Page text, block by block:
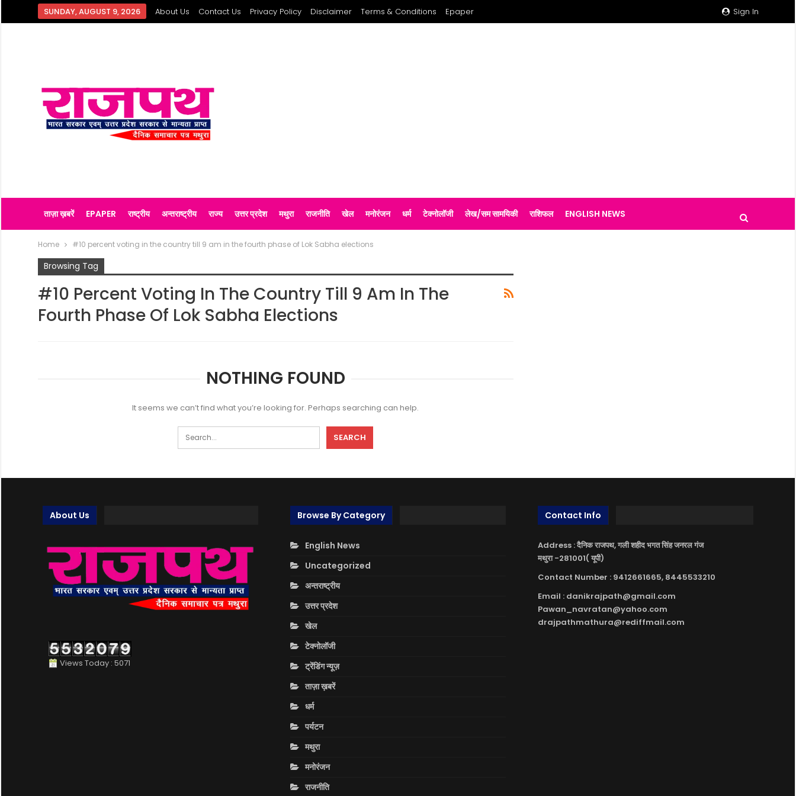
Sign In
SUNDAY, AUGUST 9, 2026 About Us Contact Us Privacy Policy Disclaimer Terms & Conditions Epaper
ताज़ा ख़बरें EPAPER राष्ट्रीय अन्तराष्ट्रीय राज्य उत्तर प्रदेश मथुरा राजनीति खेल मनोरंजन धर्म टेक्नोलॉजी लेख/सम सामयिकी राशिफल ENGLISH NEWS
Home #10 percent voting in the country till 9 am in the fourth phase of Lok Sabha elections
Browsing Tag
#10 Percent Voting In The Country Till 9 Am In The
Fourth Phase Of Lok Sabha Elections
NOTHING FOUND
It seems we can’t find what you’re looking for. Perhaps searching can help.
About Us
Views Today : 5071
Browse By Category
English News
Uncategorized
अन्तराष्ट्रीय
उत्तर प्रदेश
खेल
टेक्नोलॉजी
ट्रेंडिंग न्यूज़
ताज़ा ख़बरें
धर्म
पर्यटन
मथुरा
मनोरंजन
राजनीति
Contact Info
Address : दैनिक राजपथ, गली शहीद भगत सिंह जनरल गंज
मथुरा -281001( यूपी)
Contact Number : 9412661665, 8445533210
Email : danikrajpath@gmail.com
Pawan_navratan@yahoo.com
drajpathmathura@rediffmail.com